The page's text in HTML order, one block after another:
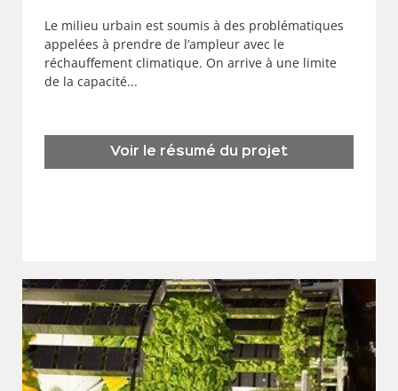
Le milieu urbain est soumis à des problématiques
appelées à prendre de l’ampleur avec le
réchauffement climatique. On arrive à une limite
de la capacité...
Voir le résumé du projet